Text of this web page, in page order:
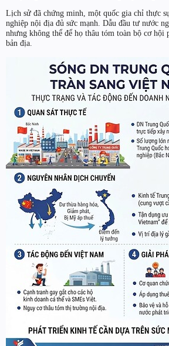
Lịch sử đã chứng minh, một quốc gia chỉ thực
nghiệp nội địa đủ sức mạnh. Dẫu đầu tư nước
nhưng không thể để họ thâu tóm toàn bộ cơ hội
bản địa.